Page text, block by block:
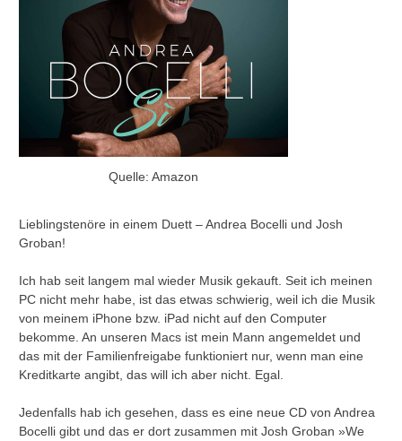
Quelle: Amazon
Lieblingstenöre in einem Duett – Andrea Bocelli und Josh
Groban!
Ich hab seit langem mal wieder Musik gekauft. Seit ich meinen
PC nicht mehr habe, ist das etwas schwierig, weil ich die Musik
von meinem iPhone bzw. iPad nicht auf den Computer
bekomme. An unseren Macs ist mein Mann angemeldet und
das mit der Familienfreigabe funktioniert nur, wenn man eine
Kreditkarte angibt, das will ich aber nicht. Egal.
Jedenfalls hab ich gesehen, dass es eine neue CD von Andrea
Bocelli gibt und das er dort zusammen mit Josh Groban »We